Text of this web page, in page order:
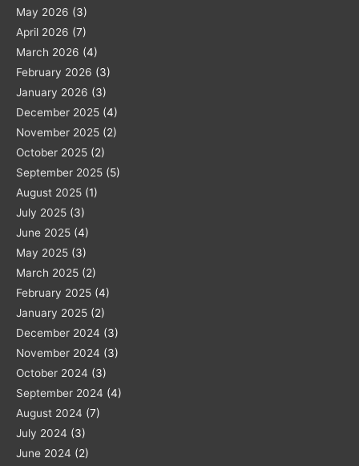
May 2026 (3)
April 2026 (7)
March 2026 (4)
February 2026 (3)
January 2026 (3)
December 2025 (4)
November 2025 (2)
October 2025 (2)
September 2025 (5)
August 2025 (1)
July 2025 (3)
June 2025 (4)
May 2025 (3)
March 2025 (2)
February 2025 (4)
January 2025 (2)
December 2024 (3)
November 2024 (3)
October 2024 (3)
September 2024 (4)
August 2024 (7)
July 2024 (3)
June 2024 (2)